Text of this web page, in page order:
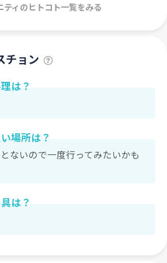
ティのヒトコト一覧をみる
チョン
は？
場所は？
ないので一度行ってみたいかも
は？